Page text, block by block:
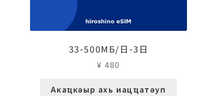
33-500МБ/日-3日
¥ 480
Акаҵкәыр ахь иацҵатәуп